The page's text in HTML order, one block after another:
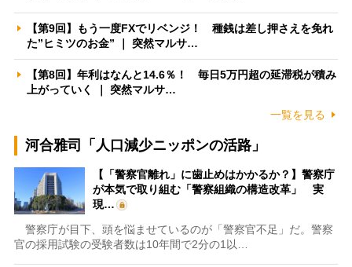
【第9回】もう一度FXでリベンジ！ 種銭は差し押さえを免れ
た”ヒミツのお金” ｜ 突然マルサ…
【第8回】年利はなんと14.6％！ 毎日5万円超の延滞税が積み
上がっていく ｜ 突然マルサ…
一覧を見る
河合雅司「人口減少ニッポンの活路」
【「警察官離れ」に歯止めはかかるか？】警察庁
が本気で取り組む「警察組織の構造改革」 実
現…
警察庁が目下、頭を悩ませているのが「警察官不足」だ。警察
官の採用試験の受験者数は10年間で2分の1以…